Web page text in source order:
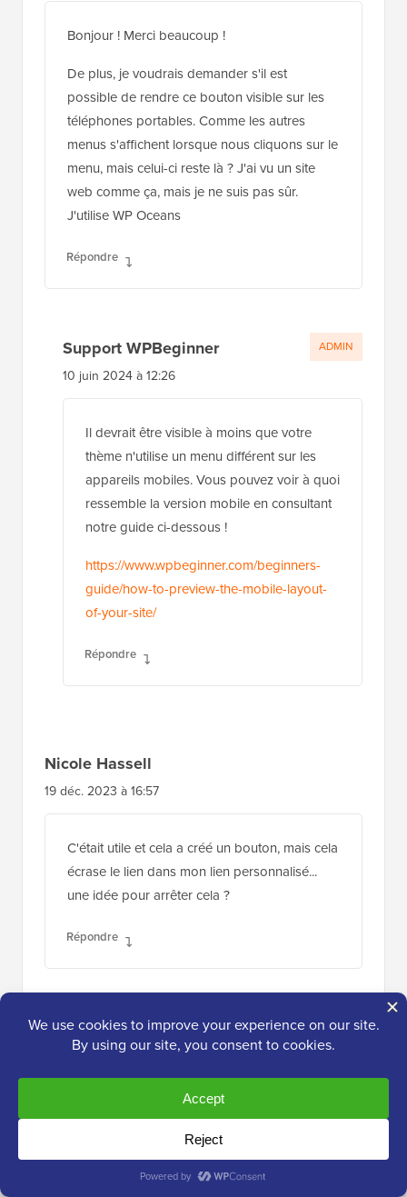
Bonjour ! Merci beaucoup !
De plus, je voudrais demander s'il est
possible de rendre ce bouton visible sur les
téléphones portables. Comme les autres
menus s'affichent lorsque nous cliquons sur le
menu, mais celui-ci reste là ? J'ai vu un site
web comme ça, mais je ne suis pas sûr.
J'utilise WP Oceans
Répondre
Support WPBeginner
10 juin 2024 à 12:26
Il devrait être visible à moins que votre
thème n'utilise un menu différent sur les
appareils mobiles. Vous pouvez voir à quoi
ressemble la version mobile en consultant
notre guide ci-dessous !
https://www.wpbeginner.com/beginners-
guide/how-to-preview-the-mobile-layout-
of-your-site/
Répondre
ADMIN
Nicole Hassell
19 déc. 2023 à 16:57
C'était utile et cela a créé un bouton, mais cela
écrase le lien dans mon lien personnalisé...
une idée pour arrêter cela ?
Répondre
Support WPBeginner
20 déc. 2023 à 9:52
Aucun des CSS ne devrait affecter le lien
de votre élément de menu, nous vous
recommandons de vous assurer que le lien
n'a pas été modifié dans les paramètres
ADMIN